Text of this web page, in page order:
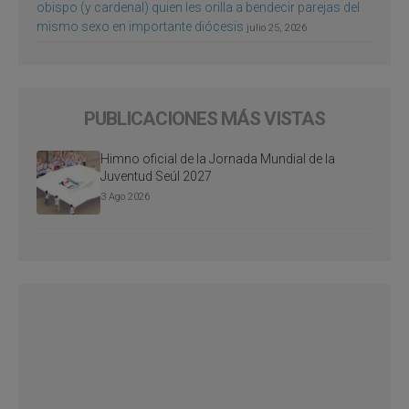
obispo (y cardenal) quien les orilla a bendecir parejas del
mismo sexo en importante diócesis julio 25, 2026
PUBLICACIONES MÁS VISTAS
Himno oficial de la Jornada Mundial de la
Juventud Seúl 2027
3 Ago 2026